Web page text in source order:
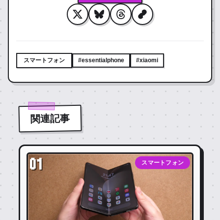
スマートフォン #essentialphone #xiaomi
関連記事
01 スマートフォン